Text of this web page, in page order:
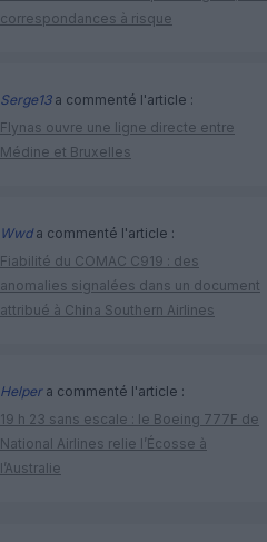
correspondances à risque
Serge13a commenté l'article :
Flynas ouvre une ligne directe entre
Médine et Bruxelles
Wwda commenté l'article :
Fiabilité du COMAC C919 : des
anomalies signalées dans un document
attribué à China Southern Airlines
Helpera commenté l'article :
19 h 23 sans escale : le Boeing 777F de
National Airlines relie l’Écosse à
l’Australie